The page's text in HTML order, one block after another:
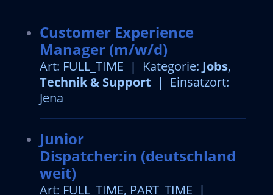
Customer Experience
Manager (m/w/d)
Art: FULL_TIME | Kategorie: Jobs,
Technik & Support | Einsatzort:
Jena
Junior
Dispatcher:in (deutschland
weit)
Art: FULL_TIME, PART_TIME |